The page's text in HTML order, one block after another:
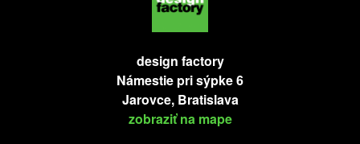
design factory
Námestie pri sýpke 6
Jarovce, Bratislava
zobraziť na mape